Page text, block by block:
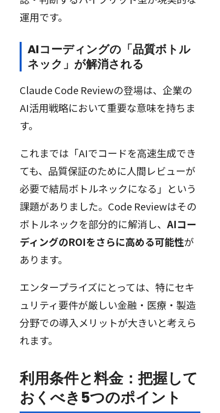
運用です。
AIコーディングの「品質ボトル
ネック」が解消される
Claude Code Reviewの登場は、企業の
AI活用戦略において重要な意味を持ちま
す。
これまでは「AIでコードを高速生成でき
ても、品質保証のために人間レビューが
必要で結局ボトルネックになる」という
課題がありました。Code Reviewはその
ボトルネックを部分的に解消し、 AIコー
ディングのROIをさらに高める可能性が
あります。
エンタープライズにとっては、特にセキ
ュリティ要件が厳しい金融・医療・製造
分野での導入メリットが大きいと考えら
れます。
利用条件と料金：把握して
おくべき5つのポイント